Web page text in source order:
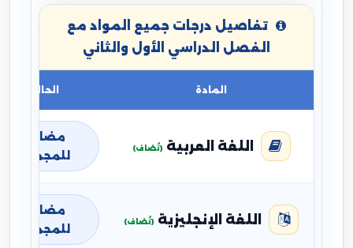
تفاصيل درجات جميع المواد مع
الفصل الدراسي الأول والثاني
المادة الحالة
اللغة العربية (تُضاف)
مضافة
للمجموع
اللغة الإنجليزية (تُضاف)
مضافة
للمجموع